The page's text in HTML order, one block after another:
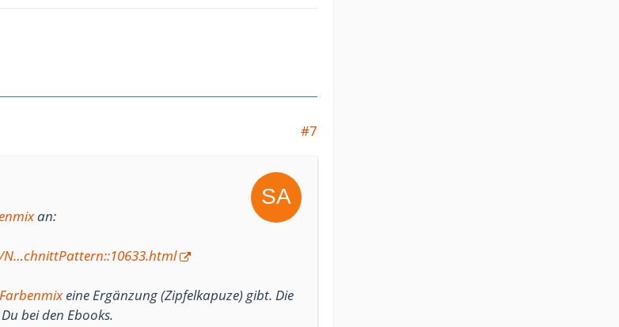
#7
an:
Farbenmixeine Ergänzung (Zipfelkapuze) gibt. Die
bei den Ebooks.